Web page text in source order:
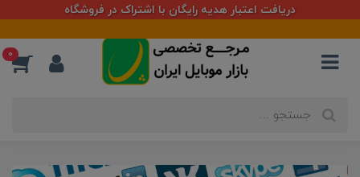
دریافت اعتبار هدیه رایگان با اشتراک در فروشگاه
0